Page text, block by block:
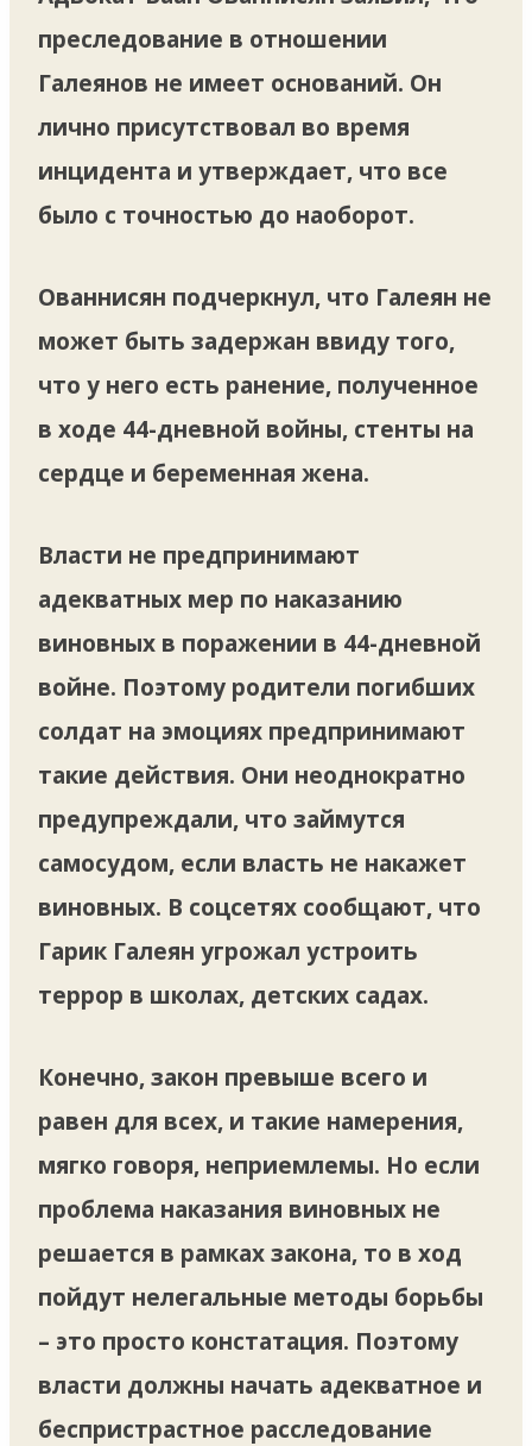
преследование в отношении
Галеянов не имеет оснований. Он
лично присутствовал во время
инцидента и утверждает, что все
было с точностью до наоборот.
Ованнисян подчеркнул, что Галеян не
может быть задержан ввиду того,
что у него есть ранение, полученное
в ходе 44-дневной войны, стенты на
сердце и беременная жена.
Власти не предпринимают
адекватных мер по наказанию
виновных в поражении в 44-дневной
войне. Поэтому родители погибших
солдат на эмоциях предпринимают
такие действия. Они неоднократно
предупреждали, что займутся
самосудом, если власть не накажет
виновных. В соцсетях сообщают, что
Гарик Галеян угрожал устроить
террор в школах, детских садах.
Конечно, закон превыше всего и
равен для всех, и такие намерения,
мягко говоря, неприемлемы. Но если
проблема наказания виновных не
решается в рамках закона, то в ход
пойдут нелегальные методы борьбы
– это просто констатация. Поэтому
власти должны начать адекватное и
беспристрастное расследование